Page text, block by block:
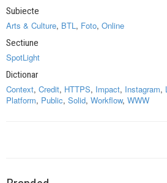
Subiecte
Arts & Culture, BTL, Foto, Online
Sectiune
SpotLight
Dictionar
Context, Credit, HTTPS, Impact, Instagram,
Platform, Public, Solid, Workflow, WWW